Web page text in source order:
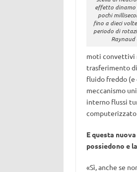
effetto dinamo
pochi
fino a dieci
periodo di
Raynaud
moti convettivi
trasferimento
fluido freddo (e
meccanismo
interno flussi
E questa
possiedono e
«Sì, anche se